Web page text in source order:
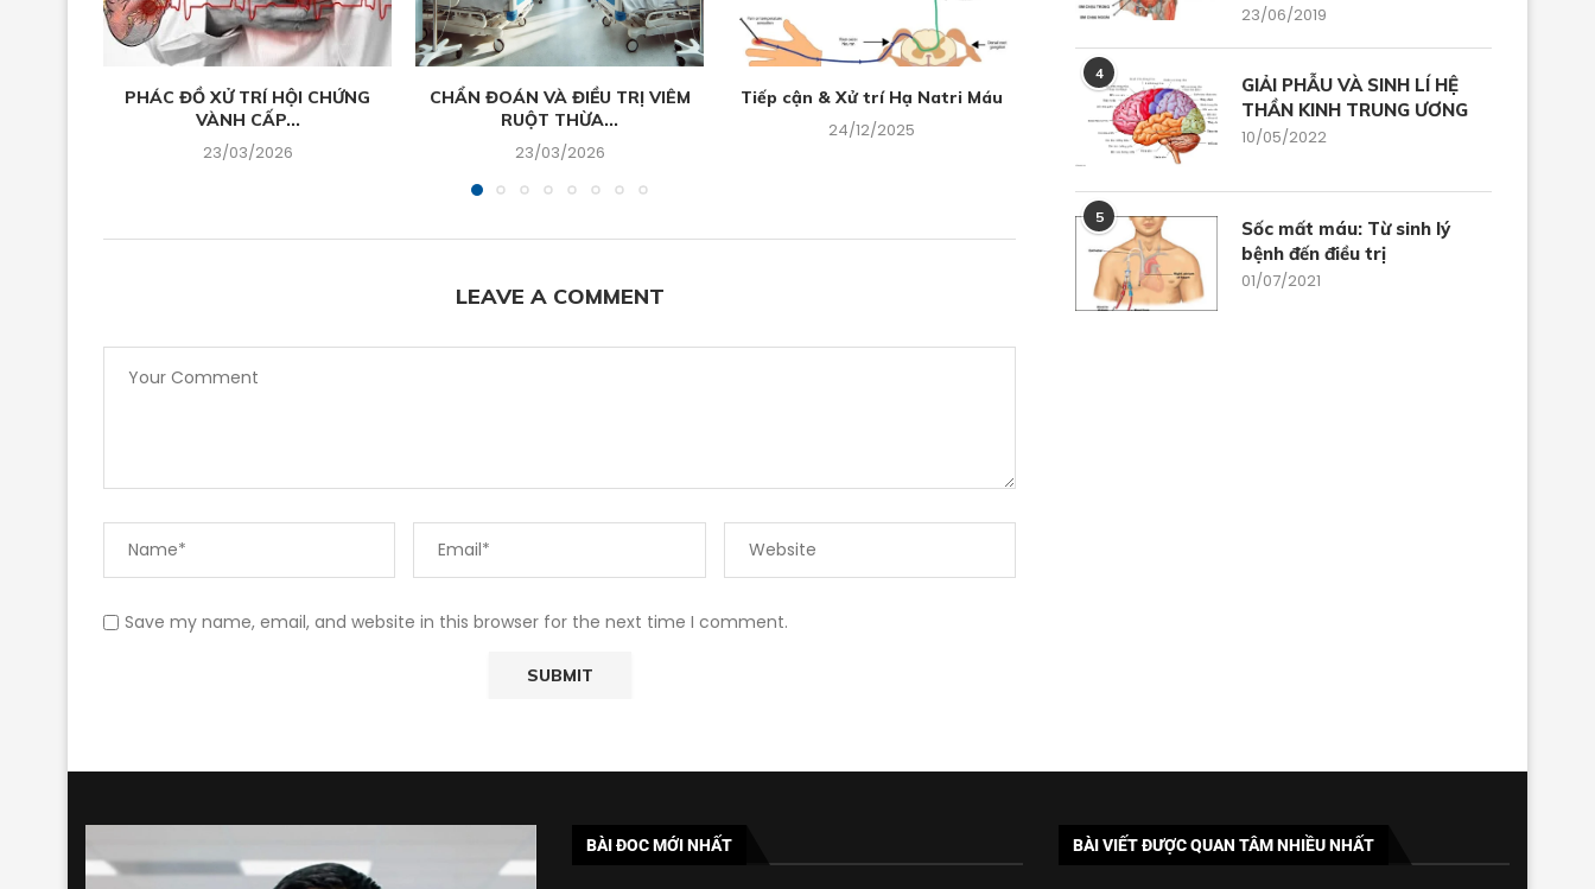
PHÁC ĐỒ XỬ TRÍ HỘI CHỨNG
VÀNH CẤP...
23/03/2026
CHẨN ĐOÁN VÀ ĐIỀU TRỊ VIÊM
RUỘT THỪA...
23/03/2026
Tiếp cận & Xử trí Hạ Natri Máu
24/12/2025
SỬ DỤNG THUỐC GIẢM ĐAU
TRONG BỤNG NGOẠI...
05/11/2025
Hỗ Trợ Hô Hấp Không
(NRS)...
LEAVE A COMMENT
Save my name, email, and website in this browser for the next time I comment.
23/06/2019
4
GIẢI PHẪU VÀ SINH LÍ HỆ
THẦN KINH TRUNG ƯƠNG
10/05/2022
5
Sốc mất máu: Từ sinh lý
bệnh đến điều trị
01/07/2021
BÀI ĐOC MỚI NHẤT BÀI VIẾT ĐƯỢC QUAN TÂM NHIỀU NHẤT